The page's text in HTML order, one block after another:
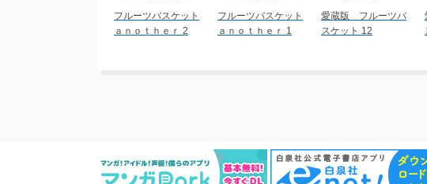
フルーツバスケット
ａｎｏｔｈｅｒ 2
フルーツバスケット
ａｎｏｔｈｅｒ 1
愛蔵版 フルーツバ
スケット 12